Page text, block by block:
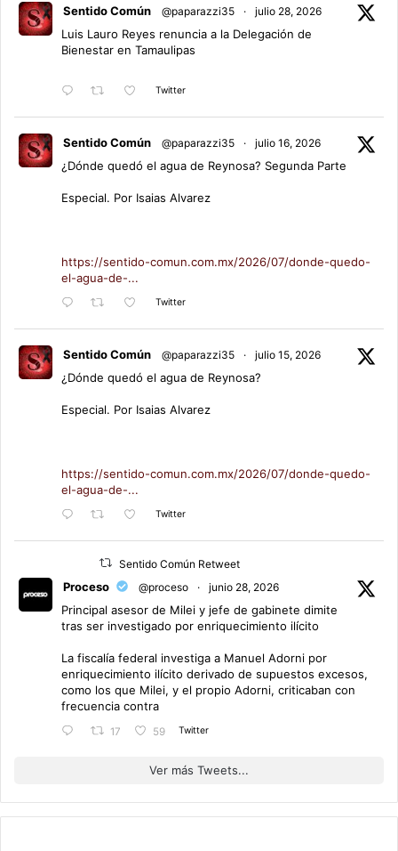
Sentido Común @paparazzi35 · julio 28, 2026
Luis Lauro Reyes renuncia a la Delegación de
Bienestar en Tamaulipas
Twitter
Sentido Común @paparazzi35 · julio 16, 2026
¿Dónde quedó el agua de Reynosa? Segunda Parte
Especial. Por Isaias Alvarez
https://sentido-comun.com.mx/2026/07/donde-quedo-
el-agua-de-...
Twitter
Sentido Común @paparazzi35 · julio 15, 2026
¿Dónde quedó el agua de Reynosa?
Especial. Por Isaias Alvarez
https://sentido-comun.com.mx/2026/07/donde-quedo-
el-agua-de-...
Twitter
Sentido Común Retweet
Proceso @proceso · junio 28, 2026
Principal asesor de Milei y jefe de gabinete dimite
tras ser investigado por enriquecimiento ilícito
La fiscalía federal investiga a Manuel Adorni por
enriquecimiento ilícito derivado de supuestos excesos,
como los que Milei, y el propio Adorni, criticaban con
frecuencia contra
17 59 Twitter
Ver más Tweets...